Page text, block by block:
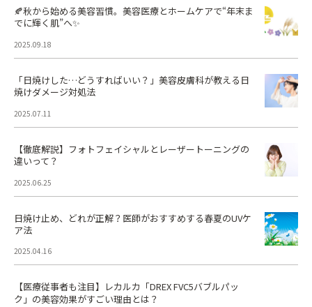
🍂秋から始める美容習慣。美容医療とホームケアで“年末ま
でに輝く肌”へ✨
2025.09.18
「日焼けした…どうすればいい？」美容皮膚科が教える日
焼けダメージ対処法
2025.07.11
【徹底解説】フォトフェイシャルとレーザートーニングの
違いって？
2025.06.25
日焼け止め、どれが正解？医師がおすすめする春夏のUVケ
ア法
2025.04.16
【医療従事者も注目】レカルカ「DREX FVC5バブルパッ
ク」の美容効果がすごい理由とは？